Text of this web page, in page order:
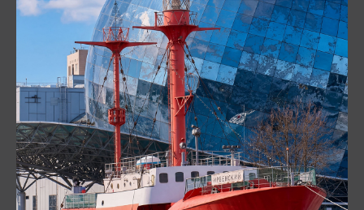
Что привезти из Калининграда
Карта парковок и туалетов
Камеры хранения
Камеры